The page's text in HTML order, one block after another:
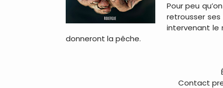
Pour peu
retrousser
intervenant le
donneront la pêche.
Contact